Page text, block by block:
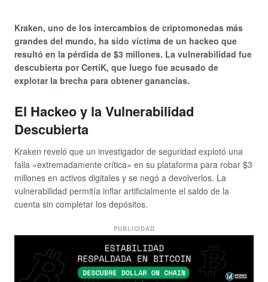
Kraken, uno de los intercambios de criptomonedas más
grandes del mundo, ha sido víctima de un hackeo que
resultó en la pérdida de $3 millones. La vulnerabilidad fue
descubierta por CertiK, que luego fue acusado de
explotar la brecha para obtener ganancias.
El Hackeo y la Vulnerabilidad
Descubierta
Kraken reveló que un investigador de seguridad explotó una
falla «extremadamente crítica» en su plataforma para robar $3
millones en activos digitales y se negó a devolverlos. La
vulnerabilidad permitía inflar artificialmente el saldo de la
cuenta sin completar los depósitos.
PUBLICIDAD